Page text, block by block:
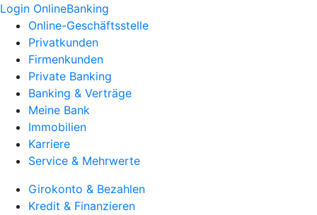
Login OnlineBanking
Online-Geschäftsstelle
Privatkunden
Firmenkunden
Private Banking
Banking & Verträge
Meine Bank
Immobilien
Karriere
Service & Mehrwerte
Girokonto & Bezahlen
Kredit & Finanzieren